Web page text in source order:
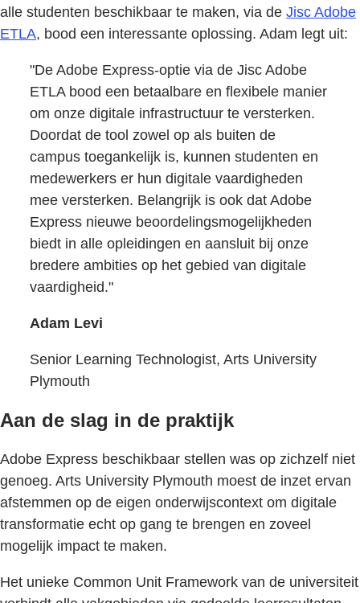
alle studenten beschikbaar te maken, via de Jisc Adobe
ETLA, bood een interessante oplossing. Adam legt uit:
"De Adobe Express-optie via de Jisc Adobe
ETLA bood een betaalbare en flexibele manier
om onze digitale infrastructuur te versterken.
Doordat de tool zowel op als buiten de
campus toegankelijk is, kunnen studenten en
medewerkers er hun digitale vaardigheden
mee versterken. Belangrijk is ook dat Adobe
Express nieuwe beoordelingsmogelijkheden
biedt in alle opleidingen en aansluit bij onze
bredere ambities op het gebied van digitale
vaardigheid."
Adam Levi
Senior Learning Technologist, Arts University
Plymouth
Aan de slag in de praktijk
Adobe Express beschikbaar stellen was op zichzelf niet
genoeg. Arts University Plymouth moest de inzet ervan
afstemmen op de eigen onderwijscontext om digitale
transformatie echt op gang te brengen en zoveel
mogelijk impact te maken.
Het unieke Common Unit Framework van de universiteit